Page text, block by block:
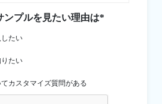
ンプルを見たい理由は*
たい
たい
カスタマイズ質問がある